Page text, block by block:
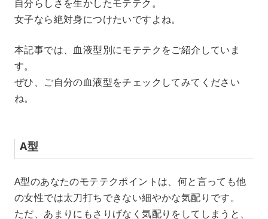
自分らしさを生かしたモテテク。
女子なら絶対身につけたいですよね。
本記事では、血液型別にモテテクをご紹介していま
す。
ぜひ、ご自分の血液型をチェックしてみてください
ね。
A型
A型のあなたのモテテクポイントは、何と言っても他
の女性では太刀打ちできない細やかな気配りです。
ただ、あまりにもさりげなく気配りをしてしまうと、